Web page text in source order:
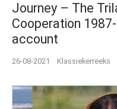
Journey – The
Cooperation
account
26-08-2021 Klassiekerreeks